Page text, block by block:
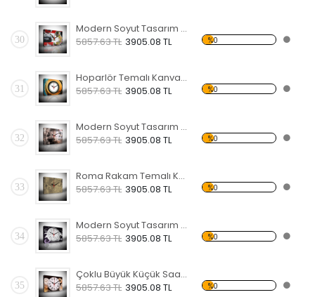
30
Modern Soyut Tasarım 14 Temalı Kanvas Saat
5857.63 TL 3905.08 TL %0
31
Hoparlör Temalı Kanvas Saat
5857.63 TL 3905.08 TL %0
32
Modern Soyut Tasarım 13 Temalı Kanvas Saat
5857.63 TL 3905.08 TL %0
33
Roma Rakam Temalı Kanvas Saat
5857.63 TL 3905.08 TL %0
34
Modern Soyut Tasarım 11 Temalı Kanvas Saat
5857.63 TL 3905.08 TL %0
35
Çoklu Büyük Küçük Saat Temalı Kanvas Saat
5857.63 TL 3905.08 TL %0